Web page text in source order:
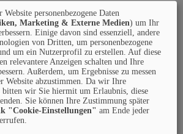
personenbezogene Daten
Marketing & Externe Medien) um Ihr
Einige davon sind essenziell, andere
von Dritten, um personenbezogene
um ein Nutzerprofil zu erstellen. Auf diese
relevantere Anzeigen schalten und Ihre
Außerdem, um Ergebnisse zu messen
Website abzustimmen. Da wir Ihre
bitten wir Sie hiermit um Erlaubnis, diese
Sie können Ihre Zustimmung später
"Cookie-Einstellungen" am Ende jeder